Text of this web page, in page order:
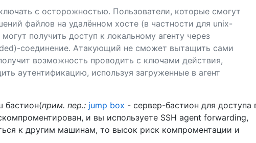
с осторожностью. Пользователи, которые смогут
файлов на удалённом хосте (в частности для unix-
получить доступ к локальному агенту через
соединение. Атакующий не сможет вытащить сами
возможность проводить с ключами действия,
аутентификацию, используя загруженные в агент
бастион(прим. пер.: jump box - сервер-бастион для доступа
и вы используете SSH agent forwarding,
к другим машинам, то высок риск компроментации и